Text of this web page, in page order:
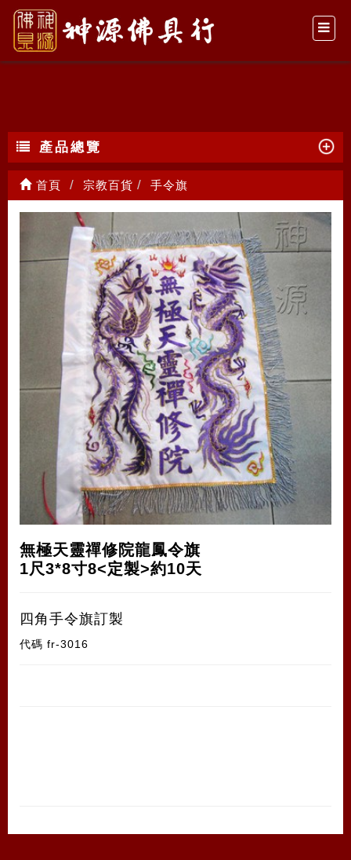
手令旗
產品總覽
首頁 宗教百貨 手令旗
無極天靈禪修院龍鳳令旗
1尺3*8寸8<定製>約10天
四角手令旗訂製
代碼 fr-3016